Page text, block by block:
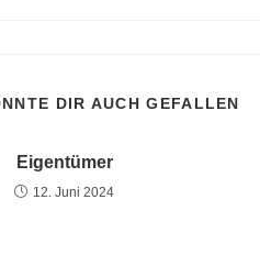
DIR AUCH GEFALLEN
Eigentümer
12. Juni 2024